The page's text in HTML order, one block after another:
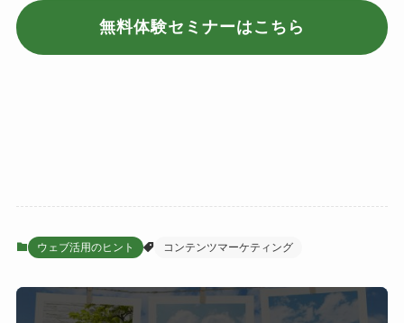
無料体験セミナーはこちら
ウェブ活用のヒント コンテンツマーケティング